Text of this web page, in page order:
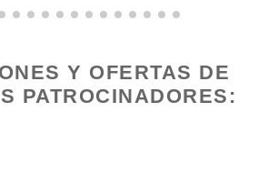
Nutrición
Y OFERTAS DE
PATROCINADORES: